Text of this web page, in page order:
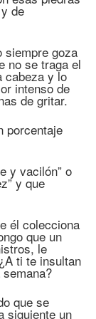
de
siempre goza
no se traga el
cabeza y lo
intenso de
de gritar.
porcentaje
y vacilón” o
y que
él colecciona
que un
le
ti te insultan
que se
siguiente un